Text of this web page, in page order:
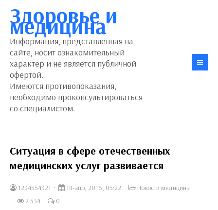
Здоровье и
медицина
Информация, представленная на
сайте, носит ознакомительный
характер и не является публичной
офертой.
Имеются противопоказания,
необходимо проконсультироваться
со специалистом.
Ситуация в сфере отечественных
медицинских услуг развивается
1234554321 18-апр, 2016, 05:22
Новости медицины
2 534
0